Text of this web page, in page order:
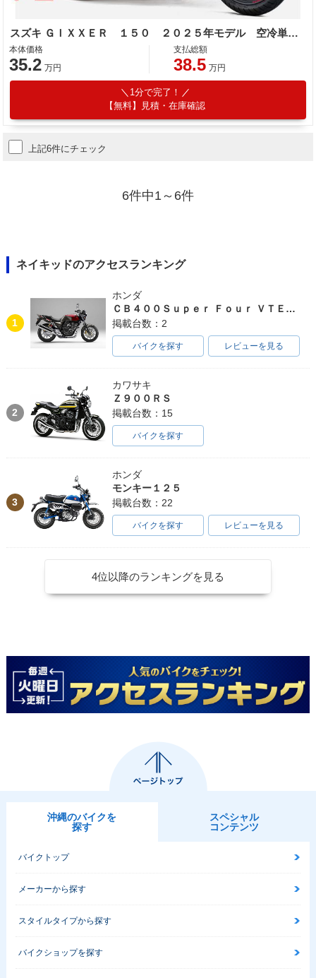
スズキ ＧＩＸＸＥＲ １５０ ２０２５年モデル 空冷単気筒エンジン
本体価格
35.2 万円
支払総額
38.5 万円
1分で完了！
【無料】見積・在庫確認
上記6件にチェック
6件中1～6件
ネイキッドのアクセスランキング
1
ホンダ
ＣＢ４００Ｓｕｐｅｒ Ｆｏｕｒ ＶＴＥＣ ＳＰＥＣ３
掲載台数：2
バイクを探す レビューを見る
2
カワサキ
Ｚ９００ＲＳ
掲載台数：15
バイクを探す
3
ホンダ
モンキー１２５
掲載台数：22
バイクを探す レビューを見る
4位以降のランキングを見る
沖縄のバイクを
探す
スペシャル
コンテンツ
バイクトップ
メーカーから探す
スタイルタイプから探す
バイクショップを探す